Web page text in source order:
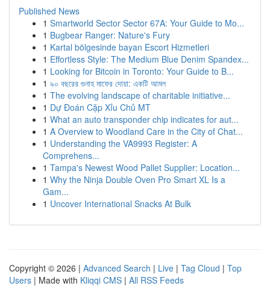
Published News
1 Smartworld Sector Sector 67A: Your Guide to Mo...
1 Bugbear Ranger: Nature's Fury
1 Kartal bölgesinde bayan Escort Hizmetleri
1 Effortless Style: The Medium Blue Denim Spandex...
1 Looking for Bitcoin in Toronto: Your Guide to B...
1 ৯০ বছরের গুনাহ মাফের দোয়া: একটি আমল
1 The evolving landscape of charitable initiative...
1 Dự Đoán Cặp Xỉu Chủ MT
1 What an auto transponder chip indicates for aut...
1 A Overview to Woodland Care in the City of Chat...
1 Understanding the VA9993 Register: A
Comprehens...
1 Tampa's Newest Wood Pallet Supplier: Location...
1 Why the Ninja Double Oven Pro Smart XL Is a
Gam...
1 Uncover International Snacks At Bulk
Copyright © 2026 | Advanced Search | Live | Tag Cloud | Top
Users | Made with Kliqqi CMS | All RSS Feeds